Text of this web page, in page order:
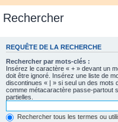
Rechercher
REQUÊTE DE LA RECHERCHE
Rechercher par mots-clés :
Insérez le caractère « + » devant un
doit être ignoré. Insérez une liste de
discontinues « | » si seul un des mots
comme métacaractère passe-partout
partielles.
Rechercher tous les termes ou